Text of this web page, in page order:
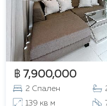
฿ 7,900,000
2 Спален
139 кв м